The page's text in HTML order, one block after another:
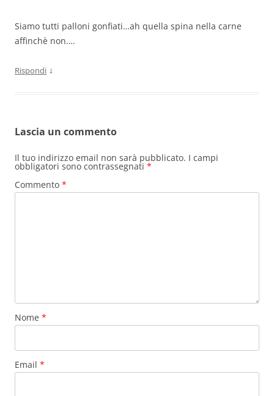
Siamo tutti palloni gonfiati…ah quella spina nella carne
affinchè non….
Rispondi ↓
Lascia un commento
Il tuo indirizzo email non sarà pubblicato. I campi
obbligatori sono contrassegnati *
Commento *
Nome *
Email *